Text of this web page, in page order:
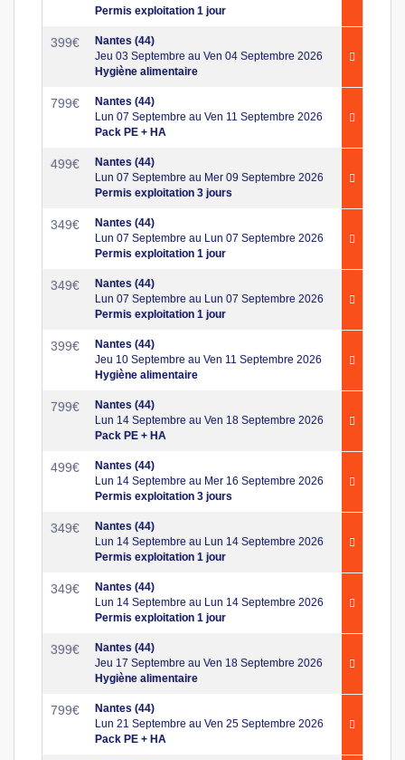
Permis exploitation 1 jour
399€
Nantes (44)
Jeu 03 Septembre au Ven 04 Septembre 2026
Hygiène alimentaire
799€
Nantes (44)
Lun 07 Septembre au Ven 11 Septembre 2026
Pack PE + HA
499€
Nantes (44)
Lun 07 Septembre au Mer 09 Septembre 2026
Permis exploitation 3 jours
349€
Nantes (44)
Lun 07 Septembre au Lun 07 Septembre 2026
Permis exploitation 1 jour
349€
Nantes (44)
Lun 07 Septembre au Lun 07 Septembre 2026
Permis exploitation 1 jour
399€
Nantes (44)
Jeu 10 Septembre au Ven 11 Septembre 2026
Hygiène alimentaire
799€
Nantes (44)
Lun 14 Septembre au Ven 18 Septembre 2026
Pack PE + HA
499€
Nantes (44)
Lun 14 Septembre au Mer 16 Septembre 2026
Permis exploitation 3 jours
349€
Nantes (44)
Lun 14 Septembre au Lun 14 Septembre 2026
Permis exploitation 1 jour
349€
Nantes (44)
Lun 14 Septembre au Lun 14 Septembre 2026
Permis exploitation 1 jour
399€
Nantes (44)
Jeu 17 Septembre au Ven 18 Septembre 2026
Hygiène alimentaire
799€
Nantes (44)
Lun 21 Septembre au Ven 25 Septembre 2026
Pack PE + HA